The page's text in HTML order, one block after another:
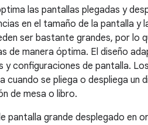
las pantallas plegadas y
en el tamaño de la pantalla y
ser bastante grandes, por lo
de manera óptima. El diseño
configuraciones de pantalla.
cuando se pliega o despliega un
de mesa o libro.
pantalla grande desplegado en